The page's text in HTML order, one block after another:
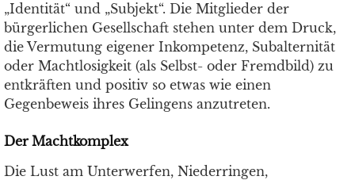
„Identität“ und „Subjekt“. Die Mitglieder der
bürgerlichen Gesellschaft stehen unter dem Druck,
die Vermutung eigener Inkompetenz, Subalternität
oder Machtlosigkeit (als Selbst- oder Fremdbild) zu
entkräften und positiv so etwas wie einen
Gegenbeweis ihres Gelingens anzutreten.
Der Machtkomplex
Die Lust am Unterwerfen, Niederringen,